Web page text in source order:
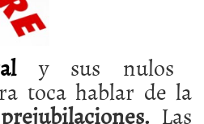
y sus nulos
toca hablar de la
Las